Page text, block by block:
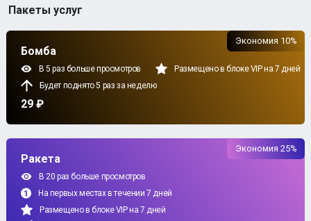
Пакеты услуг
Бомба
В 5 раз больше просмотров
Размещено в блоке VIP на 7 дней
Будет поднято 5 раз за неделю
29 ₽
Экономия 10%
Ракета
В 20 раз больше просмотров
На первых местах в течении 7 дней
Размещено в блоке VIP на 7 дней
Экономия 25%